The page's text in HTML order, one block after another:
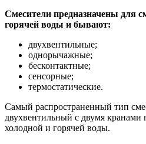
Смесители предназначены для
горячей воды и бывают:
двухвентильные;
однорычажные;
бесконтактные;
сенсорные;
термостатические.
Самый распространенный тип
двухвентильный с двумя кранами
холодной и горячей воды.